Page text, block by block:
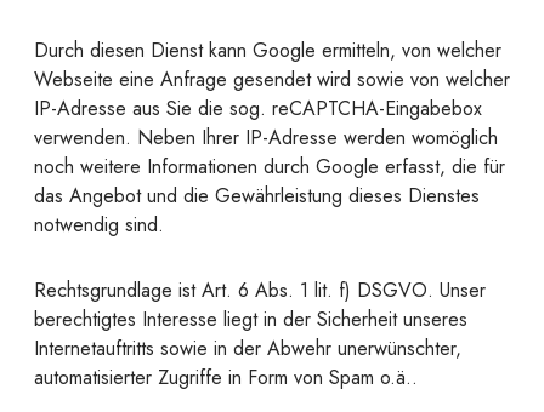
Durch diesen Dienst kann Google ermitteln, von welcher
Webseite eine Anfrage gesendet wird sowie von welcher
IP-Adresse aus Sie die sog. reCAPTCHA-Eingabebox
verwenden. Neben Ihrer IP-Adresse werden womöglich
noch weitere Informationen durch Google erfasst, die für
das Angebot und die Gewährleistung dieses Dienstes
notwendig sind.
Rechtsgrundlage ist Art. 6 Abs. 1 lit. f) DSGVO. Unser
berechtigtes Interesse liegt in der Sicherheit unseres
Internetauftritts sowie in der Abwehr unerwünschter,
automatisierter Zugriffe in Form von Spam o.ä..